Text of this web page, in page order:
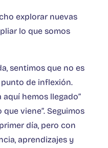
explorar nuevas
lo que somos
sentimos que no es
de inflexión.
aquí hemos llegado”
viene”. Seguimos
día, pero con
aprendizajes y